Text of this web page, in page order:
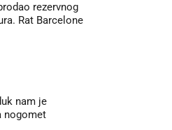
rezervnog
Rat Barcelone
nam je
nogomet